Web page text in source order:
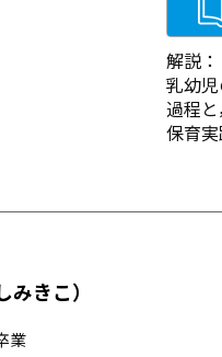
解説：
乳幼
過程
保育
きこ）
業